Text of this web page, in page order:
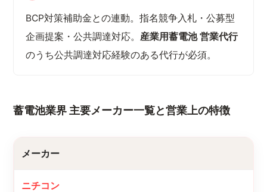
BCP対策補助金との連動。指名競争入札・公募型
企画提案・公共調達対応。 産業用蓄電池 営業代行
のうち公共調達対応経験のある代行が必須。
蓄電池業界 主要メーカー一覧と営業上の特徴
メーカー
ニチコン